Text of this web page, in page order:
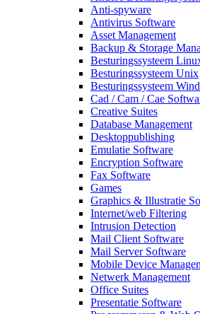
Anti-spyware
Antivirus Software
Asset Management
Backup & Storage
Besturingssysteem
Besturingssysteem Unix
Besturingssysteem
Cad / Cam / Cae
Creative Suites
Database Management
Desktoppublishing
Emulatie Software
Encryption Software
Fax Software
Games
Graphics & Illustratie
Internet/web Filtering
Intrusion Detection
Mail Client Software
Mail Server Software
Mobile Device
Netwerk Management
Office Suites
Presentatie Software